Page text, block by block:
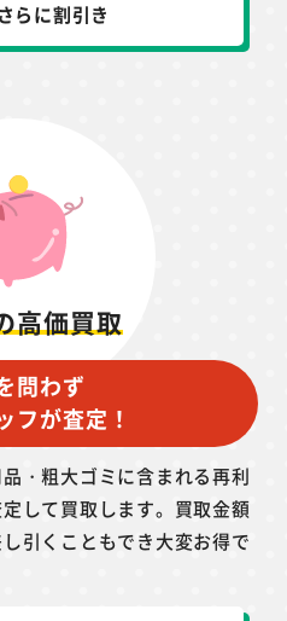
らに割引き
高価買取
問わず
フが査定！
・粗大ゴミに含まれる再利
して買取します。買取金額
引くこともでき大変お得で